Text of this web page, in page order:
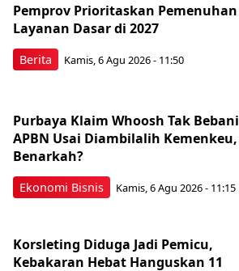
Berita
Pemprov Prioritaskan Pemenuhan
Layanan Dasar di 2027
Kamis, 6 Agu 2026 - 11:50
Ekonomi Bisnis
Purbaya Klaim Whoosh Tak Bebani
APBN Usai Diambilalih Kemenkeu,
Benarkah?
Kamis, 6 Agu 2026 - 11:15
Korsleting Diduga Jadi Pemicu,
Kebakaran Hebat Hanguskan 11